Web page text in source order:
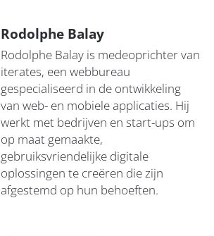
Rodolphe Balay
Rodolphe Balay is medeoprichter van
iterates, een webbureau
gespecialiseerd in de ontwikkeling
van web- en mobiele applicaties. Hij
werkt met bedrijven en start-ups om
op maat gemaakte,
gebruiksvriendelijke digitale
oplossingen te creëren die zijn
afgestemd op hun behoeften.